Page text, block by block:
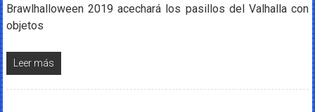
Brawlhalloween 2019 acechará los pasillos del Valhalla con
objetos
Leer más